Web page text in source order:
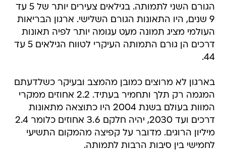
הגורם השני לתמותה. בגילאים צעירים יותר של 5 עד
9 שנים, היו התאונות הגורם השלישי. ארגון הבריאות
העולמי מציג תמונה מעט עגומה יותר לפיה תאונות
דרכים הן גורם התמותה העיקרי לטווח הגילאים 5 עד
44.
בארגון לא מרוצים כמובן מהמצב ובעיקר כשלדעתם
המגמה רק תלך ותחמיר בעתיד. 2.2 אחוזים ממקרי
המוות בעולם בשנת 2004 היו כתוצאה מתאונות
דרכים ועד 2030, יהיה חלקם 3.6 אחוזים כלומר 2.4
מיליון הרוגים. מדובר על קפיצה מהמקום התשיעי
לחמישי בין סיבות הרבות לתמותה.